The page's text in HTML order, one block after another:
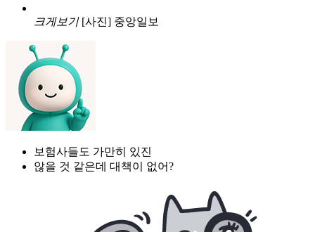
크게보기 [사진] 중앙일보
보험사들도 가만히 있진
않을 것 같은데 대책이 없어?